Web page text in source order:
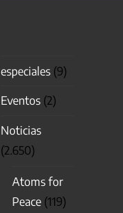
especiales (9)
Eventos (2)
Noticias
(2.650)
Atoms for
Peace (119)